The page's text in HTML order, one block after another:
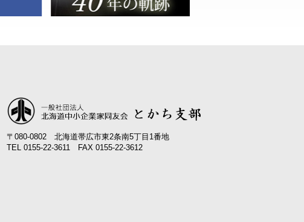
〒080-0802 北海道帯広市東2条南5丁目1番地
TEL 0155-22-3611 FAX 0155-22-3612